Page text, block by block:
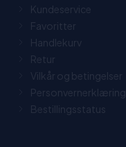
Kundeservice
Favoritter
Handlekurv
Retur
Vilkår og betingelser
Personvernerklæring
Bestillingsstatus